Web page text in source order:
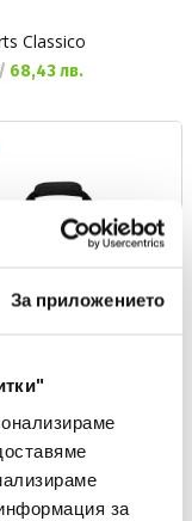
За приложението
за
Classico
/ 68,43 лв.
Iconic